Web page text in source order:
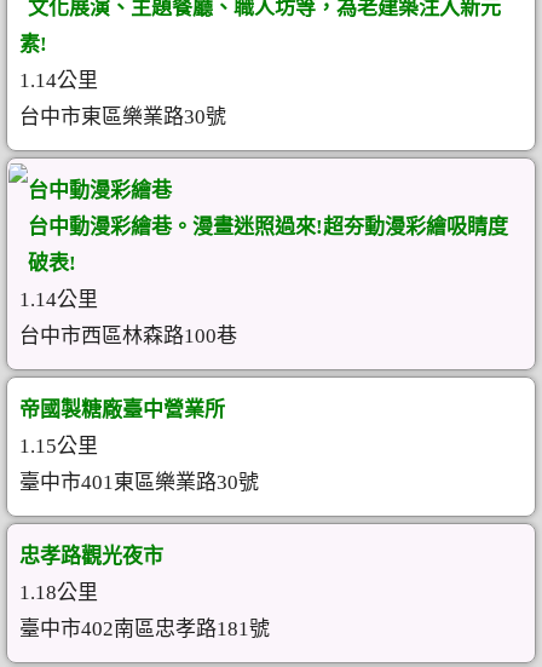
文化展演、主題餐廳、職人坊等，為老建築注入新元
素!
1.14公里
台中市東區樂業路30號
台中動漫彩繪巷
台中動漫彩繪巷。漫畫迷照過來!超夯動漫彩繪吸睛度
破表!
1.14公里
台中市西區林森路100巷
帝國製糖廠臺中營業所
1.15公里
臺中市401東區樂業路30號
忠孝路觀光夜市
1.18公里
臺中市402南區忠孝路181號